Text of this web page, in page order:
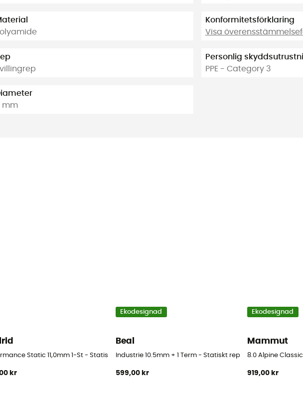
mm
Konformitetsförklaring
Visa
Personlig
PPE - Category 3
Static 11,0mm 1-St - Statiskt rep
kr
Ekodesignad
Beal
Industrie 10.5mm + 1 Term - Statiskt rep
599,00 kr
Ekodesignad
Mammut
8.0 Alpine
919,00 kr